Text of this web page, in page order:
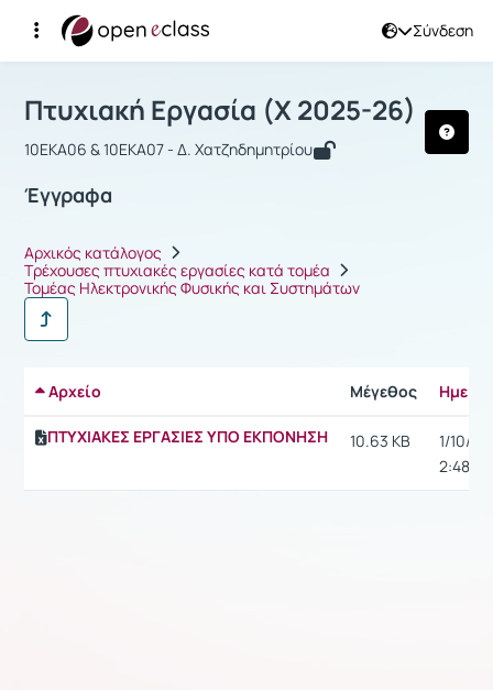
Σύνδεση
Αρχική Σελίδα
Μάθημα : Πτυχιακή Εργασία
Πτυχιακή Εργασία (Χ 2025-26)
10ΕΚΑ06 & 10ΕΚΑ07 - Δ. Χατζηδημητρίου
Έγγραφα
Αρχικός κατάλογος
Τρέχουσες πτυχιακές εργασίες κατά τομέα
Τομέας Ηλεκτρονικής Φυσικής και Συστημάτων
Αρχείο Μέγεθος
ΠΤΥΧΙΑΚΕΣ ΕΡΓΑΣΙΕΣ ΥΠΟ ΕΚΠΟΝΗΣΗ 10.63 KB
1/10/21,
2:48